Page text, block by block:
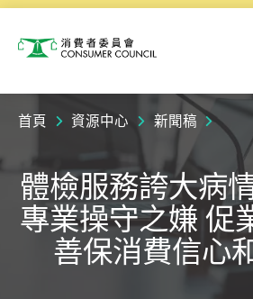
消費者委員會
首頁 資源中心 新聞稿
體檢服務誇大病
專業操守之嫌 促
善保消費信心